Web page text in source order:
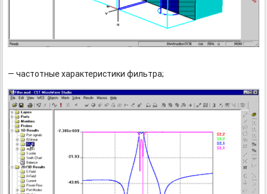
— частотные характеристики фильтра;